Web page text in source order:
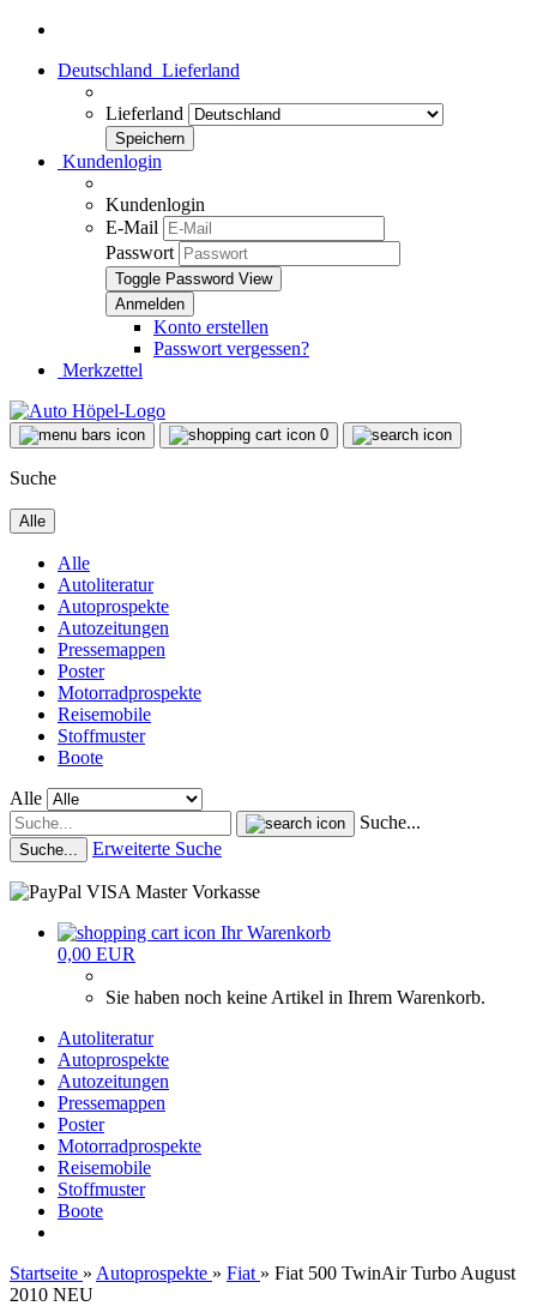
Deutschland Lieferland
Lieferland
Kundenlogin
Kundenlogin
E-Mail
Passwort
Toggle Password View
Konto erstellen
Passwort vergessen?
Merkzettel
0
Suche
Alle
Alle
Autoliteratur
Autoprospekte
Autozeitungen
Pressemappen
Poster
Motorradprospekte
Reisemobile
Stoffmuster
Boote
Alle
Suche...
Suche... Erweiterte Suche
Ihr Warenkorb
0,00 EUR
Sie haben noch keine Artikel in Ihrem Warenkorb.
Autoliteratur
Autoprospekte
Autozeitungen
Pressemappen
Poster
Motorradprospekte
Reisemobile
Stoffmuster
Boote
Startseite » Autoprospekte » Fiat » Fiat 500 TwinAir Turbo August
2010 NEU